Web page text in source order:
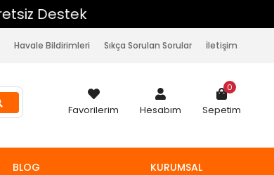
Havale Bildirimleri Sıkça Sorulan Sorular İletişim
Favorilerim Hesabım Sepetim
0
BLOG KURUMSAL